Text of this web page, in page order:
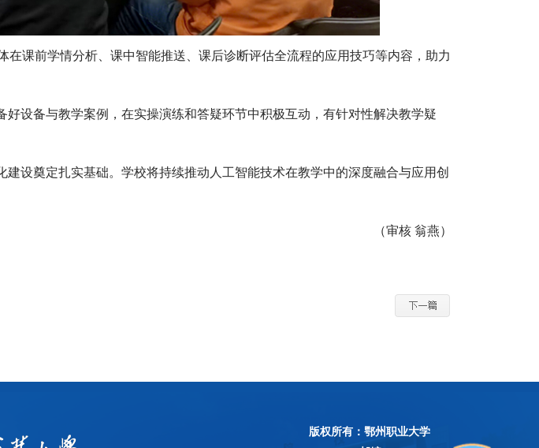
课前学情分析、课中智能推送、课后诊断评估全流程的应用技巧等内容，助力
设备与教学案例，在实操演练和答疑环节中积极互动，有针对性解决教学疑
设奠定扎实基础。学校将持续推动人工智能技术在教学中的深度融合与应用创
（审核 翁燕）
版权所有：鄂州职业大学